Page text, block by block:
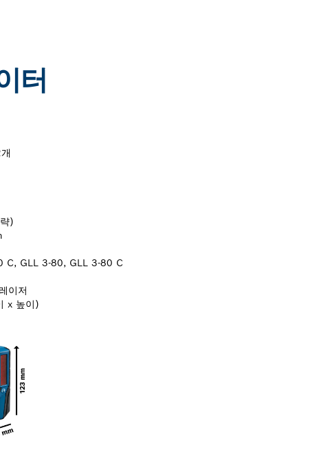
터
)
C, GLL 3-80, GLL 3-80 C
이저
x 높이)